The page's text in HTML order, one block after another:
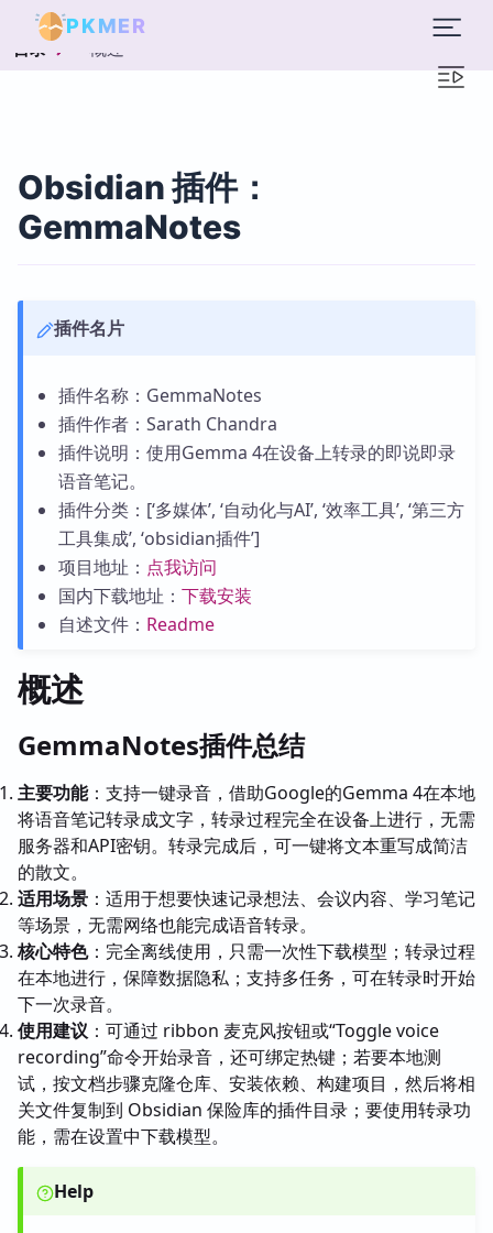
PKMER
目录 概述
Obsidian 插件：
GemmaNotes
插件名片
插件名称：GemmaNotes
插件作者：Sarath Chandra
插件说明：使用Gemma 4在设备上转录的即说即录
语音笔记。
插件分类：[‘多媒体’, ‘自动化与AI’, ‘效率工具’, ‘第三方
工具集成’, ‘obsidian插件’]
项目地址： 点我访问
国内下载地址： 下载安装
自述文件： Readme
概述
GemmaNotes插件总结
主要功能：支持一键录音，借助Google的Gemma 4在本地
将语音笔记转录成文字，转录过程完全在设备上进行，无需
服务器和API密钥。转录完成后，可一键将文本重写成简洁
的散文。
适用场景 ：适用于想要快速记录想法、会议内容、学习笔记
等场景，无需网络也能完成语音转录。
核心特色：完全离线使用，只需一次性下载模型；转录过程
在本地进行，保障数据隐私；支持多任务，可在转录时开始
下一次录音。
使用建议 ：可通过 ribbon 麦克风按钮或“Toggle voice
recording”命令开始录音，还可绑定热键；若要本地测
试，按文档步骤克隆仓库、安装依赖、构建项目，然后将相
关文件复制到 Obsidian 保险库的插件目录；要使用转录功
能，需在设置中下载模型。
Help